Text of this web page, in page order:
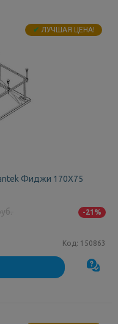
✔ ЛУЧШАЯ ЦЕНА!
Фиджи 170Х75
-21%
Код: 150863